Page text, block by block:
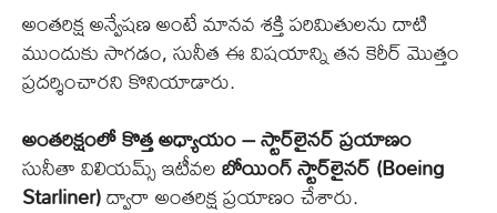
అంతరిక్ష అన్వేషణ అంటే మానవ శక్తి పరిమితులను దాటి
ముందుకు సాగడం, సునీత ఈ విషయాన్ని తన కెరీర్ మొత్తం
ప్రదర్శించారని కొనియాడారు.
అంతరిక్షంలో కొత్త అధ్యాయం – స్టార్‌లైనర్ ప్రయాణం
సునీతా విలియమ్స్ ఇటీవలబోయింగ్ స్టార్‌లైనర్ (Boeing
Starliner)ద్వారా అంతరిక్ష ప్రయాణం చేశారు.